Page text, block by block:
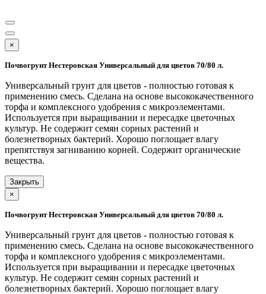
×
Почвогрунт Нестеровская Универсальный для цветов 70/80 л.
Универсальный грунт для цветов - полностью готовая к
применению смесь. Сделана на основе высококачественного
торфа и комплексного удобрения с микроэлементами.
Используется при выращивании и пересадке цветочных
культур. Не содержит семян сорных растений и
болезнетворных бактерий. Хорошо поглощает влагу
препятствуя загниванию корней. Содержит органические
вещества.
Закрыть
×
Почвогрунт Нестеровская Универсальный для цветов 70/80 л.
Универсальный грунт для цветов - полностью готовая к
применению смесь. Сделана на основе высококачественного
торфа и комплексного удобрения с микроэлементами.
Используется при выращивании и пересадке цветочных
культур. Не содержит семян сорных растений и
болезнетворных бактерий. Хорошо поглощает влагу